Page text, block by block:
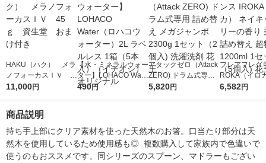
HAKU（ハク） メラ
ノフォーカスＩＶ 4
5ｇ 資生堂 おまけ
11,000円
【水・ミネラルウォー
ター】LOHACO Wate
r（ロハコウォータ
490円
アタックゼロ（Attack
ZERO) ドラム式専用
詰め替え メガジャン
5,820円
フレアフレグ
ROKA（イロ
イキッドリリ
6,582円
商品説明
持ち手上部にクリア素材を使った天然木のお箸。口当たり部分は天
然木を使用しているため使用感も◎  複数購入して家族内で色違いで
使うのもおススメです。同シリーズのスプーン、マドラーもござい